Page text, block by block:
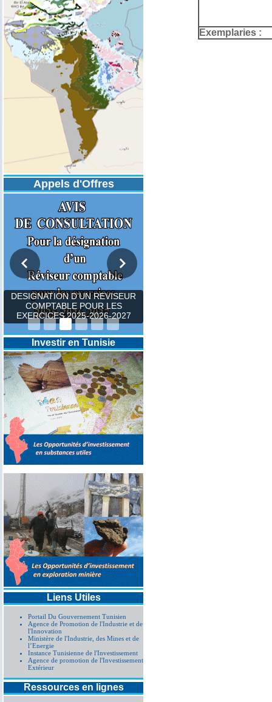
Appels d'Offres
DESIGNATION D’UN REVISEUR
COMPTABLE POUR LES
EXERCICES 2025-2026-2027
Investir en Tunisie
Liens Utiles
Portail Du Gouvernement Tunisien
Agence de Promotion de l'Industrie et de
l'Innovation
Ministère de l'Industrie, des Mines et de
l’Energie
Instance Tunisienne de l'Investissement
Agence de promotion de l'Investissement
Extérieur
Ressources en lignes
Exemplaries :